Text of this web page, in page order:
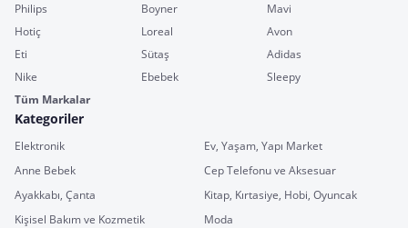
Philips
Boyner
Mavi
Hotiç
Loreal
Avon
Eti
Sütaş
Adidas
Nike
Ebebek
Sleepy
Tüm Markalar
Kategoriler
Elektronik
Ev, Yaşam, Yapı Market
Anne Bebek
Cep Telefonu ve Aksesuar
Ayakkabı, Çanta
Kitap, Kırtasiye, Hobi, Oyuncak
Kişisel Bakım ve Kozmetik
Moda